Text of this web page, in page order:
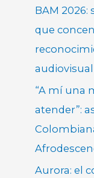
BAM
que
audiovisual
“A mí una
atender”:
Aurora: el